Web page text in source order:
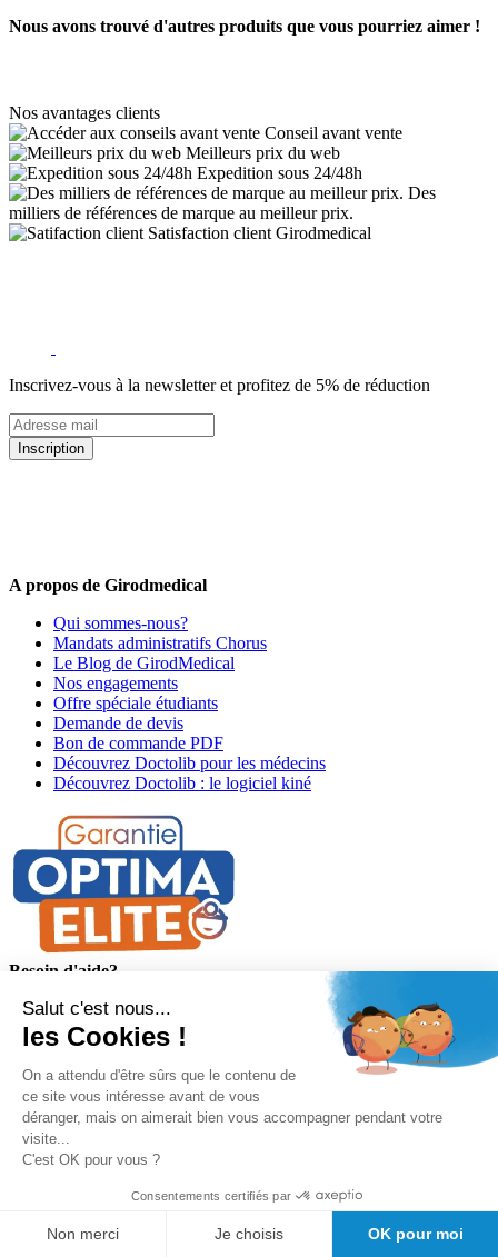
Nous avons trouvé d'autres produits que vous pourriez aimer !
Nos avantages clients
Conseil avant vente
Meilleurs prix du web
Expedition sous 24/48h
Des
milliers de références de marque au meilleur prix.
Satisfaction client Girodmedical
Inscrivez-vous à la newsletter et profitez de 5% de réduction
Inscription
A propos de Girodmedical
Qui sommes-nous?
Mandats administratifs Chorus
Le Blog de GirodMedical
Nos engagements
Offre spéciale étudiants
Demande de devis
Bon de commande PDF
Découvrez Doctolib pour les médecins
Découvrez Doctolib : le logiciel kiné
Besoin d'aide?
Conditions générales de vente
Politique de confidentialité
Informations légales
Informations de livraison
Suivre mon colis
Informations de paiement
Materiovigilance
Programme de fidélité GIRODMED+
Salut c'est nous...
les Cookies !
On a attendu d'être sûrs que le contenu de
ce site vous intéresse avant de vous
déranger, mais on aimerait bien vous accompagner pendant votre
visite...
C'est OK pour vous ?
Consentements certifiés par
Non merci Je choisis OK pour moi